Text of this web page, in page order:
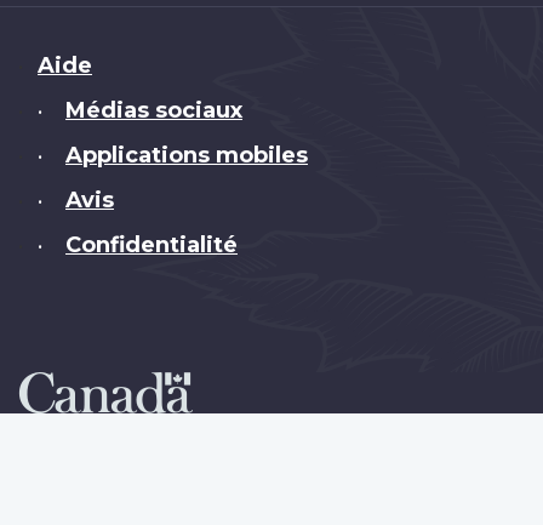
Brand
Aide
• Médias sociaux
• Applications mobiles
• Avis
• Confidentialité